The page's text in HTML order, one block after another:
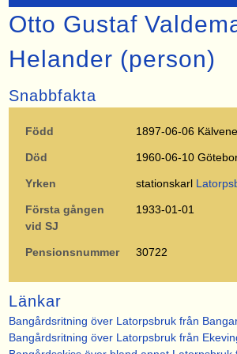
Otto Gustaf
Helander (person)
Snabbfakta
Född 1897-06-06 Kälvene
Död 1960-06-10
Yrken stationskarl
Första gången
vid SJ
1933-01-01
Pensionsnummer 30722
Länkar
Bangårdsritning över Latorpsbruk från
Bangårdsritning över Latorpsbruk från